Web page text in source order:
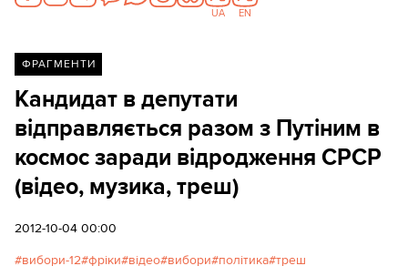
UA EN
ФРАГМЕНТИ
Кандидат в депутати
відправляється разом з Путіним в
космос заради відродження СРСР
(відео, музика, треш)
2012-10-04 00:00
вибори-12 фріки відео вибори політика треш